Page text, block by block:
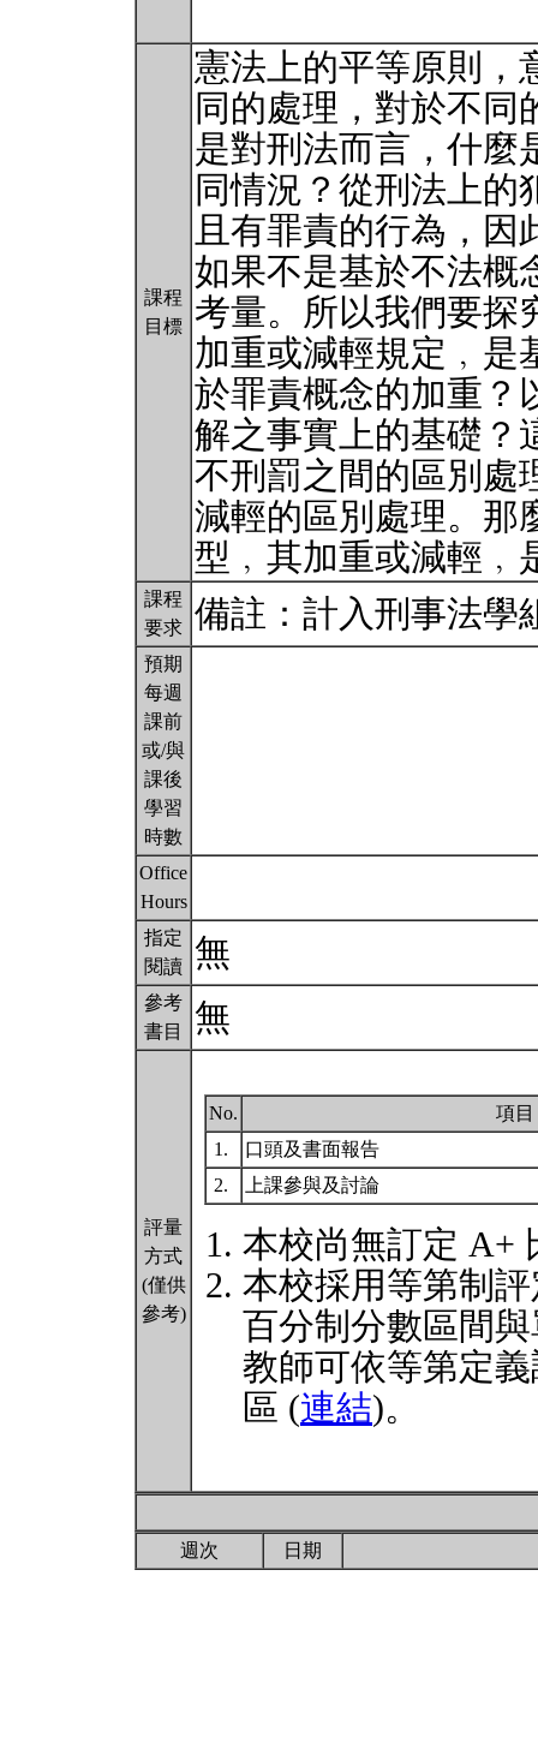
課程
目標
憲法上的平等原則，
同的處理，對於不同
是對刑法而言，什麼
同情況？從刑法上的
且有罪責的行為，因
如果不是基於不法概
考量。所以我們要探
加重或減輕規定﹐是
於罪責概念的加重？
解之事實上的基礎？
不刑罰之間的區別處
減輕的區別處理。那
型﹐其加重或減輕
課程
要求 備註：計入刑事法
預期
每週
課前
或/與
課後
學習
時數
Office
Hours
指定
閱讀
無
參考
書目
無
評量
方式
(僅供
參考)
No.
項目
1.
口頭及書面報告
2.
上課參與及討論
本校尚無訂定 A+
本校採用等第制
百分制分數區間
教師可依等第定
區 (連結)。
週次 日期